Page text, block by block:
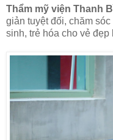
Thẩm mỹ viện Thanh
giản tuyệt đối, chăm
sinh, trẻ hóa cho vẻ đẹp